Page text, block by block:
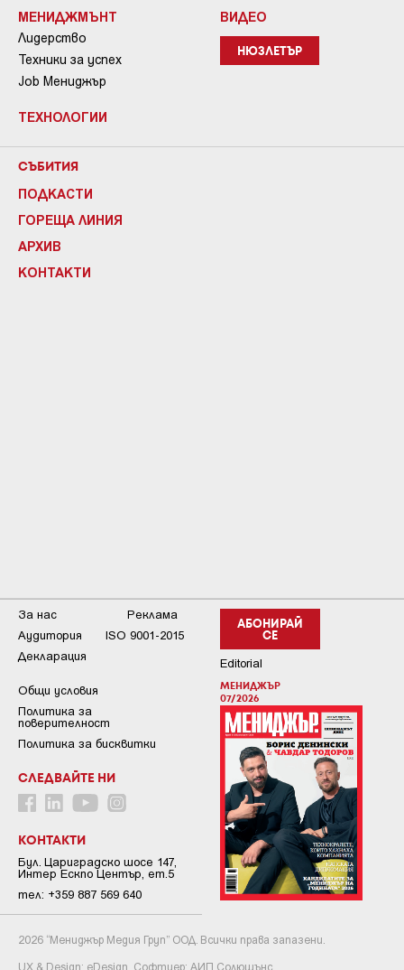
МЕНИДЖМЪНТ
Лидерство
Техники за успех
Job Мениджър
ТЕХНОЛОГИИ
ВИДЕО
НЮЗЛЕТЪР
СЪБИТИЯ
ПОДКАСТИ
ГОРЕЩА ЛИНИЯ
АРХИВ
КОНТАКТИ
АБОНИРАЙ
СЕ
Editorial
МЕНИДЖЪР
07/2026
За нас
Реклама
Аудитория
ISO 9001-2015
Декларация
Общи условия
Пoлитикa зa
пoвepитeлнocт
Политика за бисквитки
СЛЕДВАЙТЕ НИ
КОНТАКТИ
Бул. Цариградско шосе 147,
Интер Ескпо Център, ет.5
тел: +359 887 569 640
2026 “Мениджър Медия Груп” ООД. Всички права запазени.
UX & Design: eDesign Софтуер: АИП Солюшънс